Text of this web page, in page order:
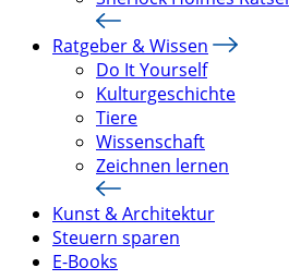
Ratgeber & Wissen
Do It Yourself
Kulturgeschichte
Tiere
Wissenschaft
Zeichnen lernen
Kunst & Architektur
Steuern sparen
E-Books